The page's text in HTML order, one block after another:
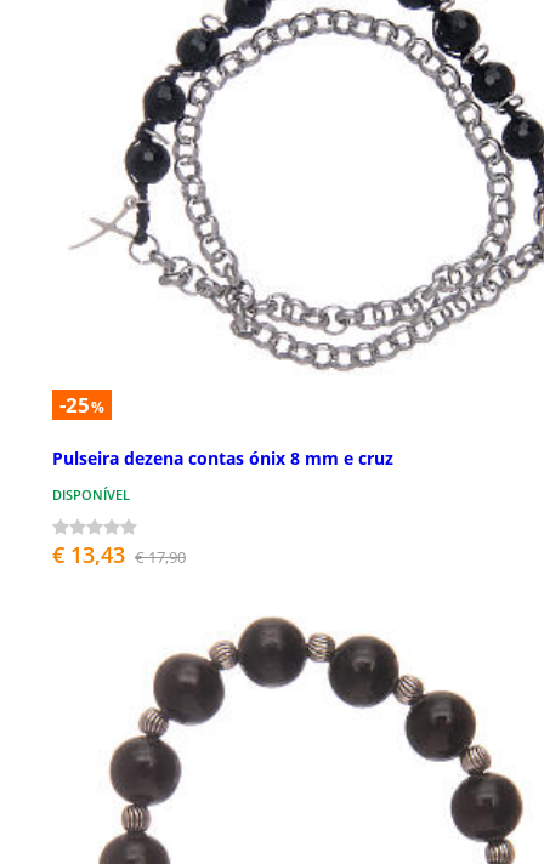
-25%
Pulseira dezena contas ónix 8 mm e cruz
DISPONÍVEL
€ 13,43 € 17,90